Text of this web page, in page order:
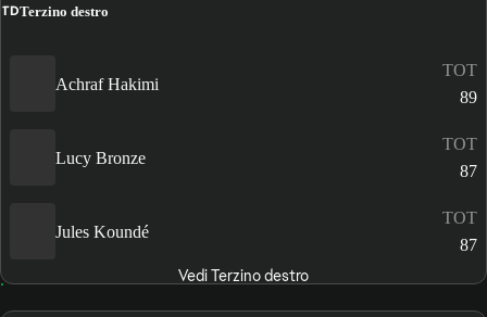
TDTerzino destro
Achraf Hakimi
TOT
89
Lucy Bronze
TOT
87
Jules Koundé
TOT
87
Vedi Terzino destro